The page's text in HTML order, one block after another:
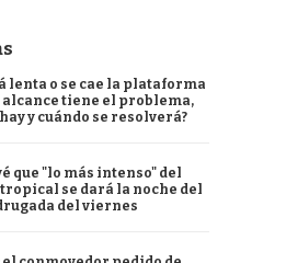
lenta o se cae la plataforma
alcance tiene el problema,
y cuándo se resolverá?
que "lo más intenso" del
se dará la noche del
del viernes